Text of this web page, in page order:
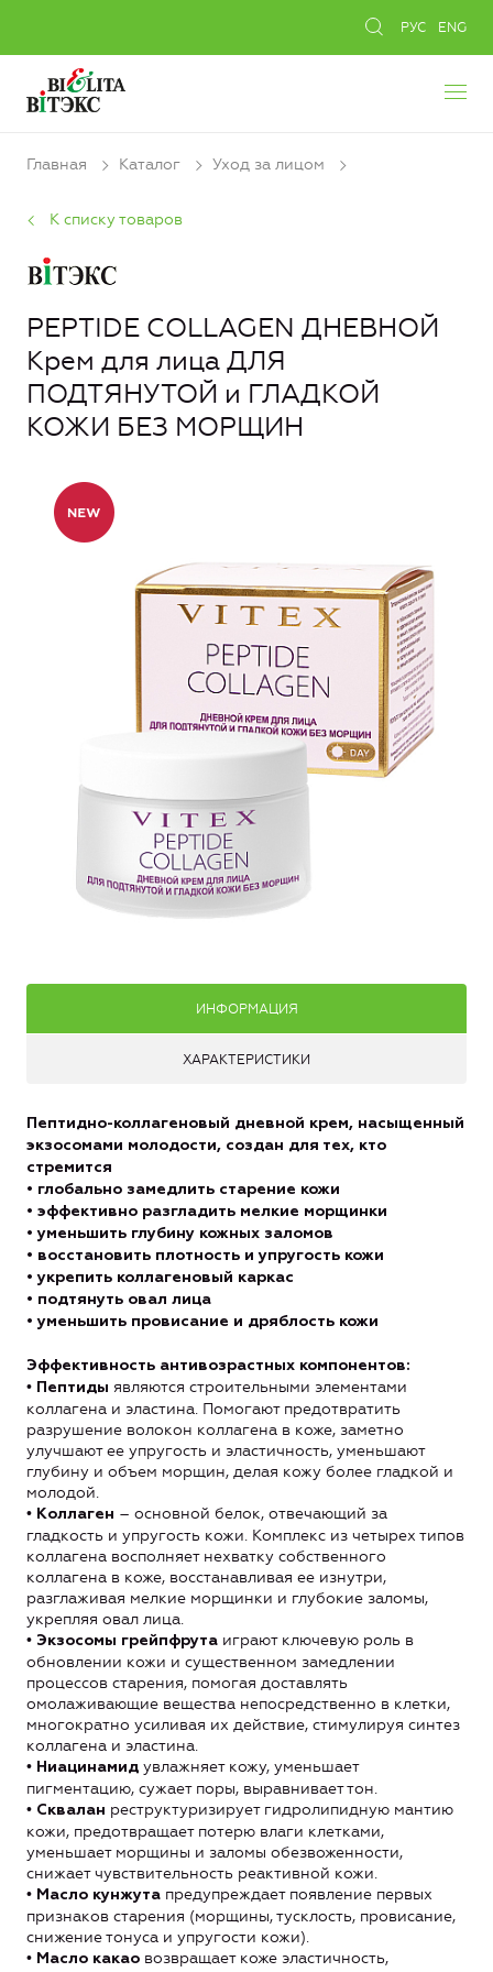
РУС ENG
Главная Каталог Уход за лицом
К списку товаров
PEPTIDE COLLAGEN ДНЕВНОЙ
Крем для лица ДЛЯ
ПОДТЯНУТОЙ и ГЛАДКОЙ
КОЖИ БЕЗ МОРЩИН
ИНФОРМАЦИЯ
ХАРАКТЕРИСТИКИ
Пептидно-коллагеновый дневной крем, насыщенный
экзосомами молодости, создан для тех, кто
стремится
• глобально замедлить старение кожи
• эффективно разгладить мелкие морщинки
• уменьшить глубину кожных заломов
• восстановить плотность и упругость кожи
• укрепить коллагеновый каркас
• подтянуть овал лица
• уменьшить провисание и дряблость кожи
Эффективность антивозрастных компонентов:
• Пептиды являются строительными элементами
коллагена и эластина. Помогают предотвратить
разрушение волокон коллагена в коже, заметно
улучшают ее упругость и эластичность, уменьшают
глубину и объем морщин, делая кожу более гладкой и
молодой.
• Коллаген – основной белок, отвечающий за
гладкость и упругость кожи. Комплекс из четырех типов
коллагена восполняет нехватку собственного
коллагена в коже, восстанавливая ее изнутри,
разглаживая мелкие морщинки и глубокие заломы,
укрепляя овал лица.
• Экзосомы грейпфрута играют ключевую роль в
обновлении кожи и существенном замедлении
процессов старения, помогая доставлять
омолаживающие вещества непосредственно в клетки,
многократно усиливая их действие, стимулируя синтез
коллагена и эластина.
• Ниацинамид увлажняет кожу, уменьшает
пигментацию, сужает поры, выравнивает тон.
• Сквалан реструктуризирует гидролипидную мантию
кожи, предотвращает потерю влаги клетками,
уменьшает морщины и заломы обезвоженности,
снижает чувствительность реактивной кожи.
• Масло кунжута предупреждает появление первых
признаков старения (морщины, тусклость, провисание,
снижение тонуса и упругости кожи).
• Масло какао возвращает коже эластичность,